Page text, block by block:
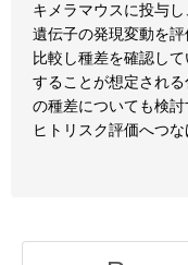
キメラマウスに投与
遺伝子の発現変動を
比較し種差を確認し
することが想定され
の種差についても検討
ヒトリスク評価へつ